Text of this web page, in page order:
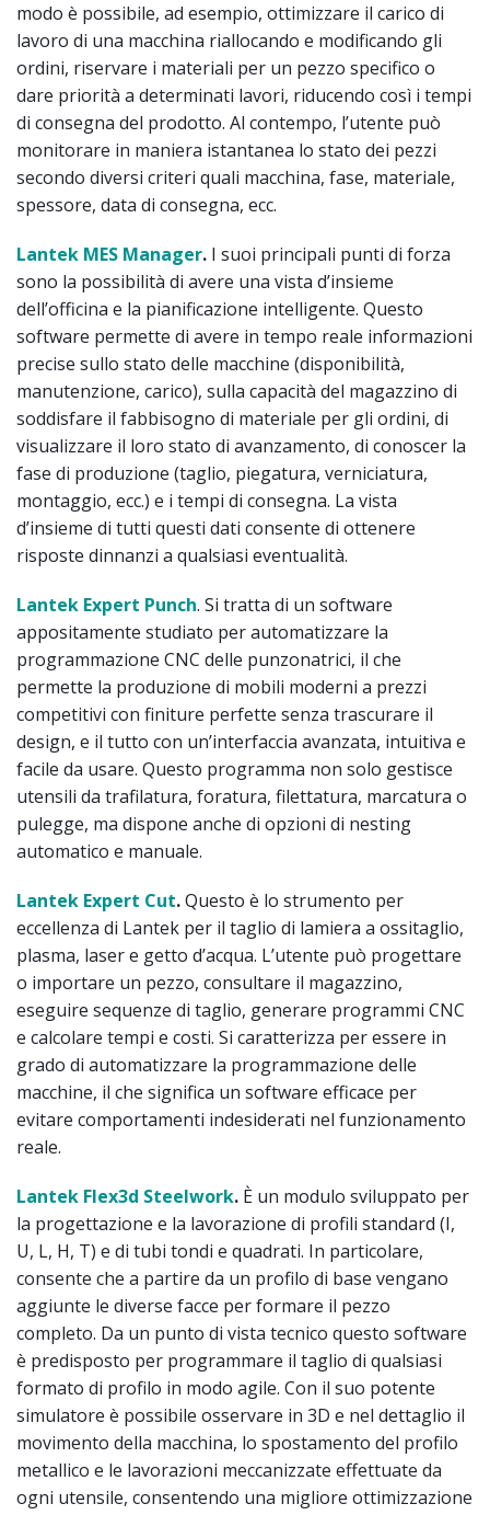
modo è possibile, ad esempio, ottimizzare il carico di
lavoro di una macchina riallocando e modificando gli
ordini, riservare i materiali per un pezzo specifico o
dare priorità a determinati lavori, riducendo così i tempi
di consegna del prodotto. Al contempo, l’utente può
monitorare in maniera istantanea lo stato dei pezzi
secondo diversi criteri quali macchina, fase, materiale,
spessore, data di consegna, ecc.
Lantek MES Manager. I suoi principali punti di forza
sono la possibilità di avere una vista d’insieme
dell’officina e la pianificazione intelligente. Questo
software permette di avere in tempo reale informazioni
precise sullo stato delle macchine (disponibilità,
manutenzione, carico), sulla capacità del magazzino di
soddisfare il fabbisogno di materiale per gli ordini, di
visualizzare il loro stato di avanzamento, di conoscer la
fase di produzione (taglio, piegatura, verniciatura,
montaggio, ecc.) e i tempi di consegna. La vista
d’insieme di tutti questi dati consente di ottenere
risposte dinnanzi a qualsiasi eventualità.
Lantek Expert Punch. Si tratta di un software
appositamente studiato per automatizzare la
programmazione CNC delle punzonatrici, il che
permette la produzione di mobili moderni a prezzi
competitivi con finiture perfette senza trascurare il
design, e il tutto con un’interfaccia avanzata, intuitiva e
facile da usare. Questo programma non solo gestisce
utensili da trafilatura, foratura, filettatura, marcatura o
pulegge, ma dispone anche di opzioni di nesting
automatico e manuale.
Lantek Expert Cut.Questo è lo strumento per
eccellenza di Lantek per il taglio di lamiera a ossitaglio,
plasma, laser e getto d’acqua. L’utente può progettare
o importare un pezzo, consultare il magazzino,
eseguire sequenze di taglio, generare programmi CNC
e calcolare tempi e costi. Si caratterizza per essere in
grado di automatizzare la programmazione delle
macchine, il che significa un software efficace per
evitare comportamenti indesiderati nel funzionamento
reale.
Lantek Flex3d Steelwork. È un modulo sviluppato per
la progettazione e la lavorazione di profili standard (I,
U, L, H, T) e di tubi tondi e quadrati. In particolare,
consente che a partire da un profilo di base vengano
aggiunte le diverse facce per formare il pezzo
completo. Da un punto di vista tecnico questo software
è predisposto per programmare il taglio di qualsiasi
formato di profilo in modo agile. Con il suo potente
simulatore è possibile osservare in 3D e nel dettaglio il
movimento della macchina, lo spostamento del profilo
metallico e le lavorazioni meccanizzate effettuate da
ogni utensile, consentendo una migliore ottimizzazione